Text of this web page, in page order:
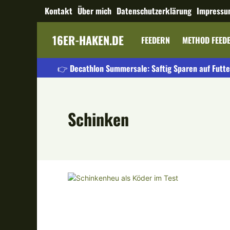
Kontakt Über mich Datenschutzerklärung
16ER-HAKEN.DE FEEDERN METHOD
👉 Decathlon Summersale: Saftig Sparen auf
Schinken